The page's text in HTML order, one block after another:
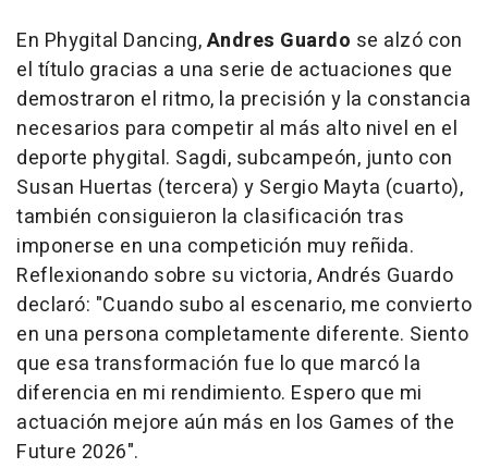
En Phygital Dancing,Andres Guardo se alzó con
el título gracias a una serie de actuaciones que
demostraron el ritmo, la precisión y la constancia
necesarios para competir al más alto nivel en el
deporte phygital. Sagdi, subcampeón, junto con
Susan Huertas (tercera) y Sergio Mayta (cuarto),
también consiguieron la clasificación tras
imponerse en una competición muy reñida.
Reflexionando sobre su victoria, Andrés Guardo
declaró: "Cuando subo al escenario, me convierto
en una persona completamente diferente. Siento
que esa transformación fue lo que marcó la
diferencia en mi rendimiento. Espero que mi
actuación mejore aún más en los Games of the
Future 2026".